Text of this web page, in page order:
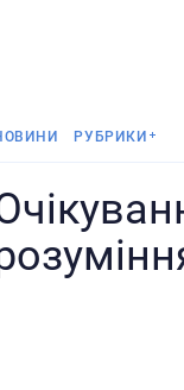
РУБРИКИ